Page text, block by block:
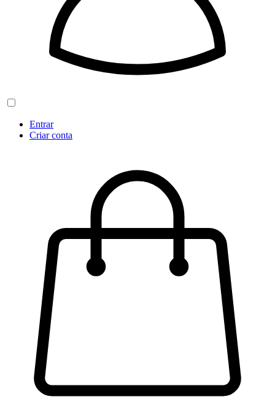
Entrar
Criar conta